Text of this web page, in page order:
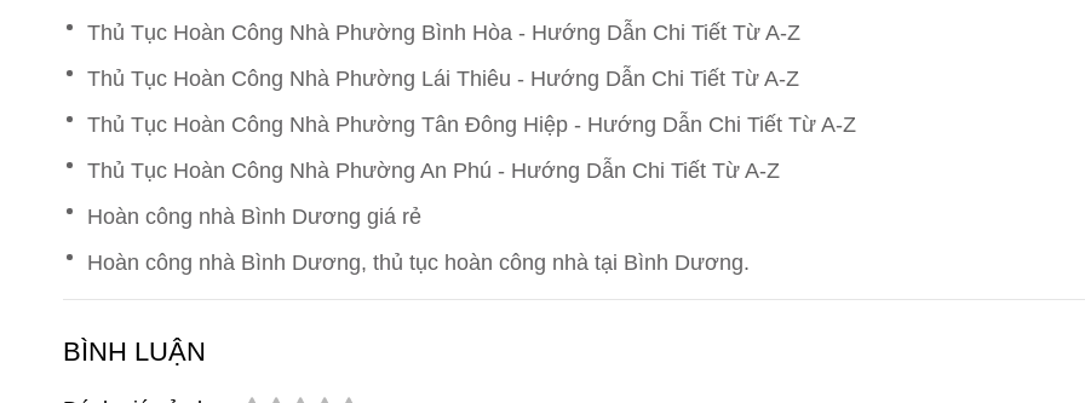
Thủ Tục Hoàn Công Nhà Phường Bình Hòa - Hướng Dẫn Chi Tiết Từ A-Z
Thủ Tục Hoàn Công Nhà Phường Lái Thiêu - Hướng Dẫn Chi Tiết Từ A-Z
Thủ Tục Hoàn Công Nhà Phường Tân Đông Hiệp - Hướng Dẫn Chi Tiết Từ A-Z
Thủ Tục Hoàn Công Nhà Phường An Phú - Hướng Dẫn Chi Tiết Từ A-Z
Hoàn công nhà Bình Dương giá rẻ
Hoàn công nhà Bình Dương, thủ tục hoàn công nhà tại Bình Dương.
BÌNH LUẬN